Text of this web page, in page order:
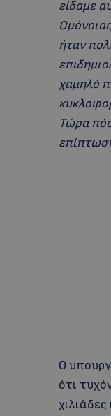
είδαμε
ήταν
χαμηλό
Τώρα
Ο
ότι